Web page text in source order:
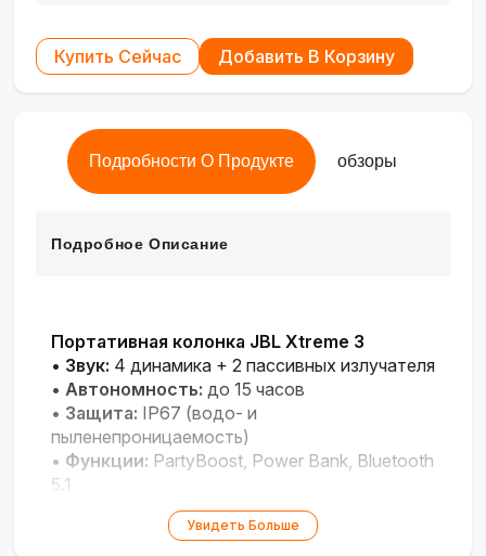
Купить Сейчас Добавить В Корзину
Подробности О Продукте обзоры
Подробное Описание
Портативная колонка JBL Xtreme 3
• Звук: 4 динамика + 2 пассивных излучателя
• Автономность: до 15 часов
• Защита: IP67 (водо- и
пыленепроницаемость)
• Функции: PartyBoost, Power Bank, Bluetooth
5.1
1.97 кг, ремень для переноски
Увидеть Больше